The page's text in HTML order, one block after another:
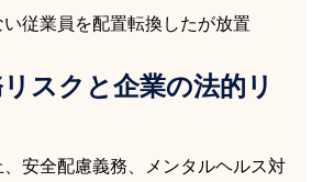
い従業員を配置転換したが放置
スクと企業の法的リ
安全配慮義務、メンタルヘルス対